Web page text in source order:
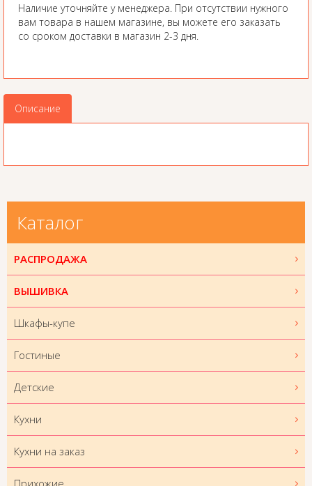
Наличие уточняйте у менеджера. При отсутствии нужного
вам товара в нашем магазине, вы можете его заказать
со сроком доставки в магазин 2-3 дня.
Описание
Каталог
РАСПРОДАЖА
ВЫШИВКА
Шкафы-купе
Гостиные
Детские
Кухни
Кухни на заказ
Прихожие